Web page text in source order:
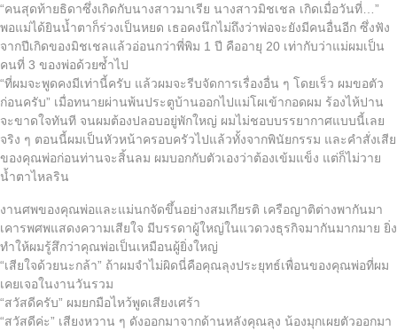
“คนสุดท้ายธิดาซึ่งเกิดกับนางสาวมาเรีย นางสาวมิชเชล เกิดเมื่อวันที่…”
พอแม่ได้ยินน้ำตาก็ร่วงเป็นหยด เธอคงนึกไม่ถึงว่าพ่อจะยังมีคนอื่นอีก ซึ่งฟัง
จากปีเกิดของมิชเชลแล้วอ่อนกว่าพี่พิม 1 ปี คืออายุ 20 เท่ากับว่าแม่ผมเป็น
คนที่ 3 ของพ่อด้วยซ้ำไป
“ที่ผมจะพูดคงมีเท่านี้ครับ แล้วผมจะรีบจัดการเรื่องอื่น ๆ โดยเร็ว ผมขอตัว
ก่อนครับ” เมื่อทนายผ่านพ้นประตูบ้านออกไปแม่โผเข้ากอดผม ร้องไห้ปาน
จะขาดใจทันที จนผมต้องปลอบอยู่พักใหญ่ ผมไม่ชอบบรรยากาศแบบนี้เลย
จริง ๆ ตอนนี้ผมเป็นหัวหน้าครอบครัวไปแล้วทั้งจากพินัยกรรม และคำสั่งเสีย
ของคุณพ่อก่อนท่านจะสิ้นลม ผมบอกกับตัวเองว่าต้องเข้มแข็ง แต่ก็ไม่วาย
น้ำตาไหลริน
งานศพของคุณพ่อและแม่นกจัดขึ้นอย่างสมเกียรติ เครือญาติต่างพากันมา
เคารพศพแสดงความเสียใจ มีบรรดาผู้ใหญ่ในแวดวงธุรกิจมากันมากมาย ยิ่ง
ทำให้ผมรู้สึกว่าคุณพ่อเป็นเหมือนผู้ยิ่งใหญ่
“เสียใจด้วยนะกล้า” ถ้าผมจำไม่ผิดนี่คือคุณลุงประยุทธ์เพื่อนของคุณพ่อที่ผม
เคยเจอในงานวันรวม
“สวัสดีครับ” ผมยกมือไหว้พูดเสียงเศร้า
“สวัสดีค่ะ” เสียงหวาน ๆ ดังออกมาจากด้านหลังคุณลุง น้องมุกเผยตัวออกมา